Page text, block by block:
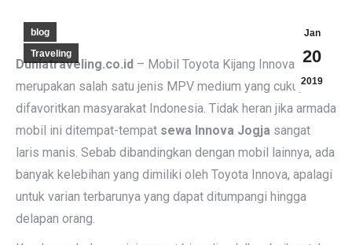
Jan
20
2019
blog
Traveling
Duniatraveling.co.id – Mobil Toyota Kijang Innova
merupakan salah satu jenis MPV medium yang cukup
difavoritkan masyarakat Indonesia. Tidak heran jika armada
mobil ini ditempat-tempat sewa Innova Jogja sangat
laris manis. Sebab dibandingkan dengan mobil lainnya, ada
banyak kelebihan yang dimiliki oleh Toyota Innova, apalagi
untuk varian terbarunya yang dapat ditumpangi hingga
delapan orang.